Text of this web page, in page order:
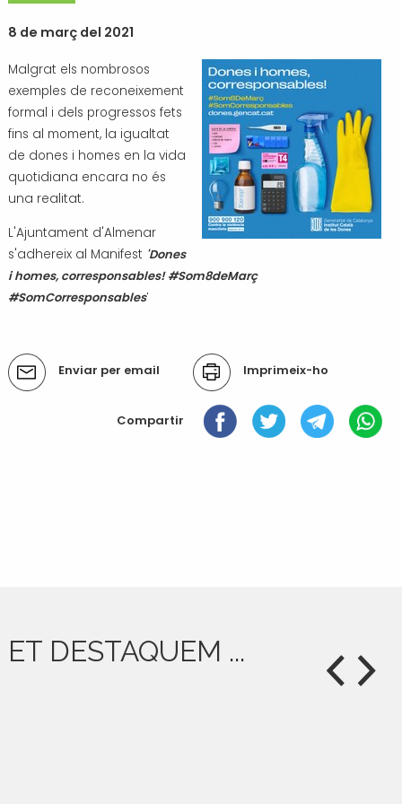
8 de març del 2021
Malgrat els nombrosos
exemples de reconeixement
formal i dels progressos fets
fins al moment, la igualtat
de dones i homes en la vida
quotidiana encara no és
una realitat.
L'Ajuntament d'Almenar
s'adhereix al Manifest 'Dones
i homes, corresponsables! #Som8deMarç​
#SomCorresponsables'
Accions
del
Enviar per email Imprimeix-ho
Compartir
ET DESTAQUEM ...